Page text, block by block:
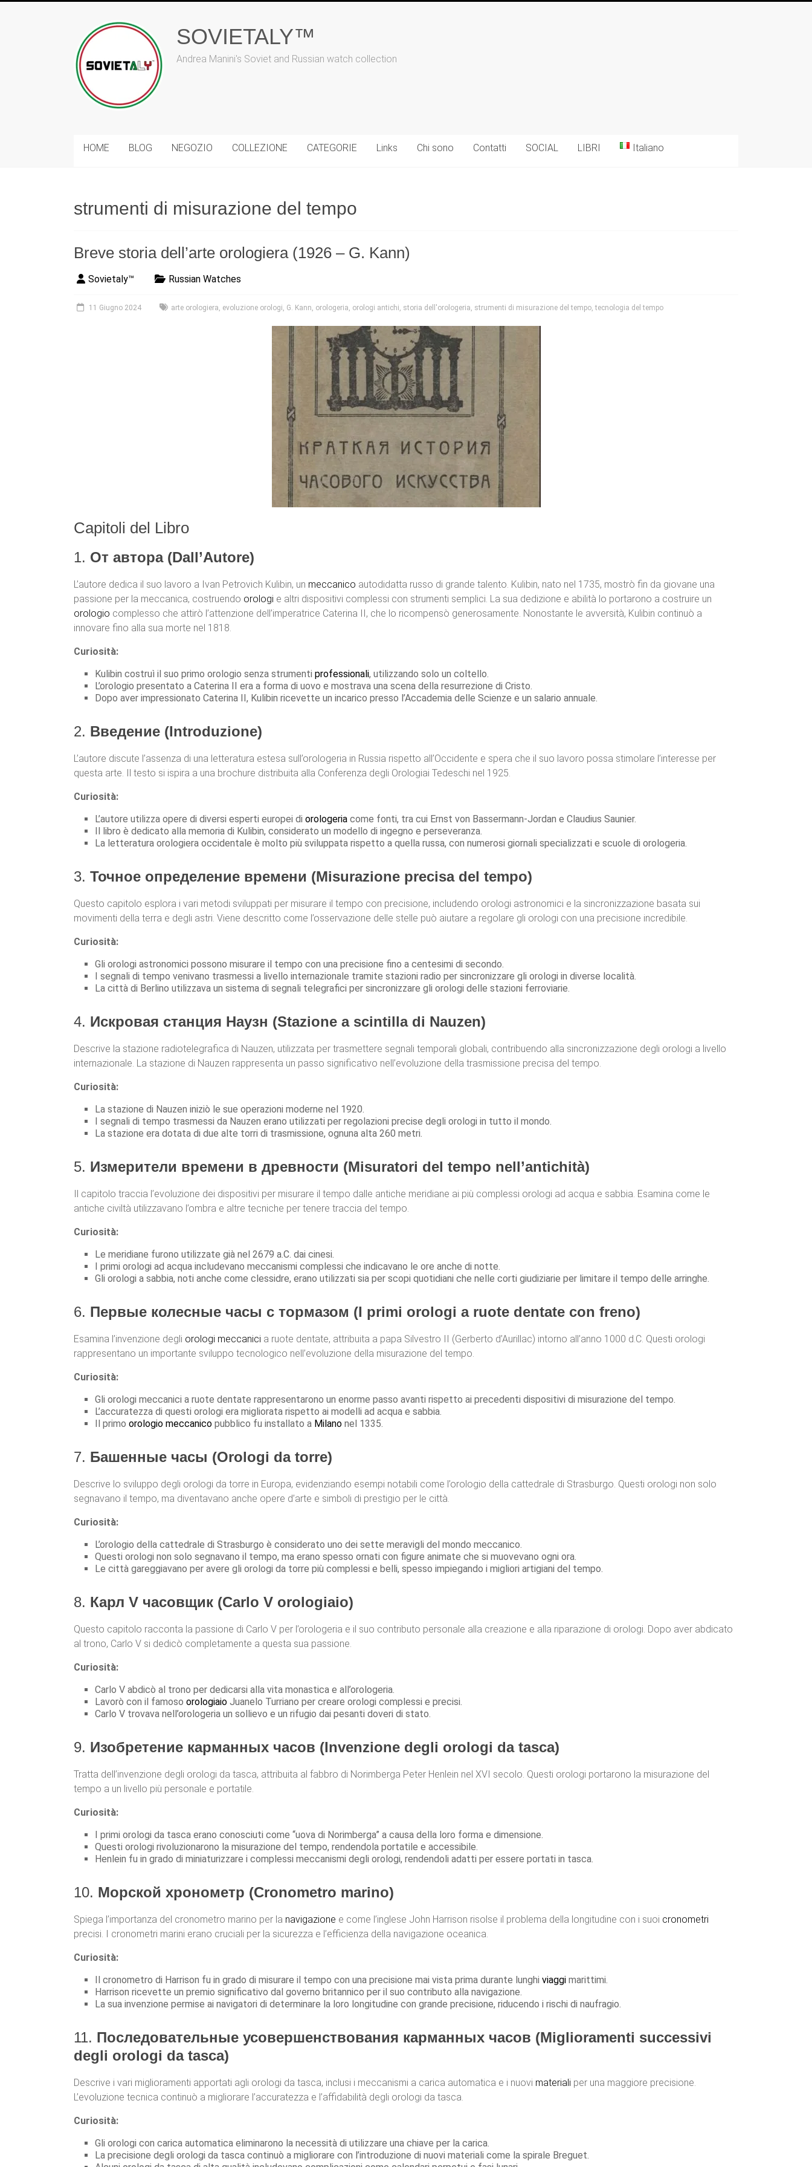
SOVIETALY™
Andrea Manini's Soviet and Russian watch collection
HOME BLOG NEGOZIO COLLEZIONE CATEGORIE Links Chi sono Contatti SOCIAL LIBRI Italiano
strumenti di misurazione del tempo
Breve storia dell’arte orologiera (1926 – G. Kann)
Sovietaly™ Russian Watches
11 Giugno 2024 arte orologiera, evoluzione orologi, G. Kann, orologeria, orologi antichi, storia dell'orologeria, strumenti di misurazione del tempo,tecnologia del tempo
Capitoli del Libro
1. От автора (Dall’Autore)
L’autore dedica il suo lavoro a Ivan Petrovich Kulibin, un meccanico autodidatta russo di grande talento. Kulibin, nato nel 1735, mostrò fin da giovane una
passione per la meccanica, costruendo orologi e altri dispositivi complessi con strumenti semplici. La sua dedizione e abilità lo portarono a costruire un
orologio complesso che attirò l’attenzione dell’imperatrice Caterina II, che lo ricompensò generosamente. Nonostante le avversità, Kulibin continuò a
innovare fino alla sua morte nel 1818.
Curiosità:
Kulibin costruì il suo primo orologio senza strumenti professionali, utilizzando solo un coltello.
L’orologio presentato a Caterina II era a forma di uovo e mostrava una scena della resurrezione di Cristo.
Dopo aver impressionato Caterina II, Kulibin ricevette un incarico presso l’Accademia delle Scienze e un salario annuale.
2. Введение (Introduzione)
L’autore discute l’assenza di una letteratura estesa sull’orologeria in Russia rispetto all’Occidente e spera che il suo lavoro possa stimolare l’interesse per
questa arte. Il testo si ispira a una brochure distribuita alla Conferenza degli Orologiai Tedeschi nel 1925.
Curiosità:
L’autore utilizza opere di diversi esperti europei di orologeria come fonti, tra cui Ernst von Bassermann-Jordan e Claudius Saunier.
Il libro è dedicato alla memoria di Kulibin, considerato un modello di ingegno e perseveranza.
La letteratura orologiera occidentale è molto più sviluppata rispetto a quella russa, con numerosi giornali specializzati e scuole di orologeria.
3. Точное определение времени (Misurazione precisa del tempo)
Questo capitolo esplora i vari metodi sviluppati per misurare il tempo con precisione, includendo orologi astronomici e la sincronizzazione basata sui
movimenti della terra e degli astri. Viene descritto come l’osservazione delle stelle può aiutare a regolare gli orologi con una precisione incredibile.
Curiosità:
Gli orologi astronomici possono misurare il tempo con una precisione fino a centesimi di secondo.
I segnali di tempo venivano trasmessi a livello internazionale tramite stazioni radio per sincronizzare gli orologi in diverse località.
La città di Berlino utilizzava un sistema di segnali telegrafici per sincronizzare gli orologi delle stazioni ferroviarie.
4. Искровая станция Наузн (Stazione a scintilla di Nauzen)
Descrive la stazione radiotelegrafica di Nauzen, utilizzata per trasmettere segnali temporali globali, contribuendo alla sincronizzazione degli orologi a livello
internazionale. La stazione di Nauzen rappresenta un passo significativo nell’evoluzione della trasmissione precisa del tempo.
Curiosità:
La stazione di Nauzen iniziò le sue operazioni moderne nel 1920.
I segnali di tempo trasmessi da Nauzen erano utilizzati per regolazioni precise degli orologi in tutto il mondo.
La stazione era dotata di due alte torri di trasmissione, ognuna alta 260 metri.
5. Измерители времени в древности (Misuratori del tempo nell’antichità)
Il capitolo traccia l’evoluzione dei dispositivi per misurare il tempo dalle antiche meridiane ai più complessi orologi ad acqua e sabbia. Esamina come le
antiche civiltà utilizzavano l’ombra e altre tecniche per tenere traccia del tempo.
Curiosità:
Le meridiane furono utilizzate già nel 2679 a.C. dai cinesi.
I primi orologi ad acqua includevano meccanismi complessi che indicavano le ore anche di notte.
Gli orologi a sabbia, noti anche come clessidre, erano utilizzati sia per scopi quotidiani che nelle corti giudiziarie per limitare il tempo delle arringhe.
6. Первые колесные часы с тормазом (I primi orologi a ruote dentate con freno)
Esamina l’invenzione degli orologi meccanici a ruote dentate, attribuita a papa Silvestro II (Gerberto d’Aurillac) intorno all’anno 1000 d.C. Questi orologi
rappresentano un importante sviluppo tecnologico nell’evoluzione della misurazione del tempo.
Curiosità:
Gli orologi meccanici a ruote dentate rappresentarono un enorme passo avanti rispetto ai precedenti dispositivi di misurazione del tempo.
L’accuratezza di questi orologi era migliorata rispetto ai modelli ad acqua e sabbia.
Il primo orologio meccanico pubblico fu installato a Milano nel 1335.
7. Башенные часы (Orologi da torre)
Descrive lo sviluppo degli orologi da torre in Europa, evidenziando esempi notabili come l’orologio della cattedrale di Strasburgo. Questi orologi non solo
segnavano il tempo, ma diventavano anche opere d’arte e simboli di prestigio per le città.
Curiosità:
L’orologio della cattedrale di Strasburgo è considerato uno dei sette meravigli del mondo meccanico.
Questi orologi non solo segnavano il tempo, ma erano spesso ornati con figure animate che si muovevano ogni ora.
Le città gareggiavano per avere gli orologi da torre più complessi e belli, spesso impiegando i migliori artigiani del tempo.
8. Карл V часовщик (Carlo V orologiaio)
Questo capitolo racconta la passione di Carlo V per l’orologeria e il suo contributo personale alla creazione e alla riparazione di orologi. Dopo aver abdicato
al trono, Carlo V si dedicò completamente a questa sua passione.
Curiosità:
Carlo V abdicò al trono per dedicarsi alla vita monastica e all’orologeria.
Lavorò con il famoso orologiaio Juanelo Turriano per creare orologi complessi e precisi.
Carlo V trovava nell’orologeria un sollievo e un rifugio dai pesanti doveri di stato.
9. Изобретение карманных часов (Invenzione degli orologi da tasca)
Tratta dell’invenzione degli orologi da tasca, attribuita al fabbro di Norimberga Peter Henlein nel XVI secolo. Questi orologi portarono la misurazione del
tempo a un livello più personale e portatile.
Curiosità:
I primi orologi da tasca erano conosciuti come “uova di Norimberga” a causa della loro forma e dimensione.
Questi orologi rivoluzionarono la misurazione del tempo, rendendola portatile e accessibile.
Henlein fu in grado di miniaturizzare i complessi meccanismi degli orologi, rendendoli adatti per essere portati in tasca.
10. Морской хронометр (Cronometro marino)
Spiega l’importanza del cronometro marino per la navigazione e come l’inglese John Harrison risolse il problema della longitudine con i suoi cronometri
precisi. I cronometri marini erano cruciali per la sicurezza e l’efficienza della navigazione oceanica.
Curiosità:
Il cronometro di Harrison fu in grado di misurare il tempo con una precisione mai vista prima durante lunghi viaggi marittimi.
Harrison ricevette un premio significativo dal governo britannico per il suo contributo alla navigazione.
La sua invenzione permise ai navigatori di determinare la loro longitudine con grande precisione, riducendo i rischi di naufragio.
11. Последовательные усовершенствования карманных часов (Miglioramenti successivi
degli orologi da tasca)
Descrive i vari miglioramenti apportati agli orologi da tasca, inclusi i meccanismi a carica automatica e i nuovi materiali per una maggiore precisione.
L’evoluzione tecnica continuò a migliorare l’accuratezza e l’affidabilità degli orologi da tasca.
Curiosità:
Gli orologi con carica automatica eliminarono la necessità di utilizzare una chiave per la carica.
La precisione degli orologi da tasca continuò a migliorare con l’introduzione di nuovi materiali come la spirale Breguet.